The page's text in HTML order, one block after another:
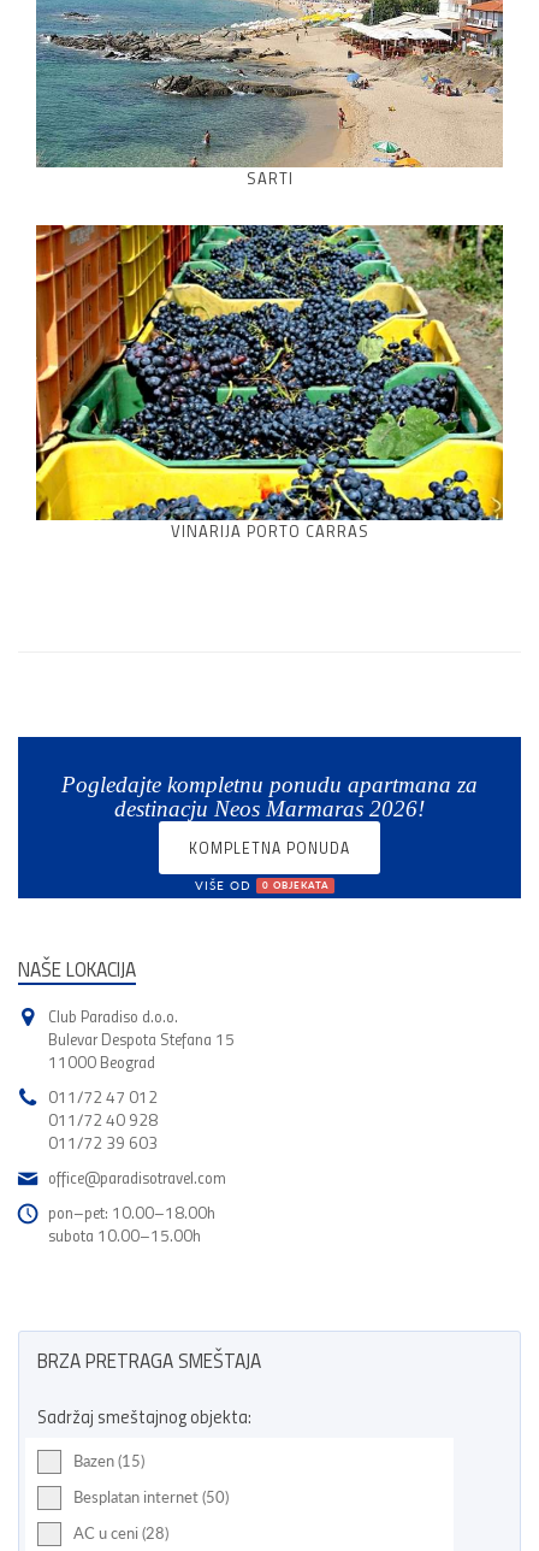
SARTI
VINARIJA PORTO CARRAS
Pogledajte kompletnu ponudu apartmana za
destinacju Neos Marmaras 2026!
KOMPLETNA PONUDA
VIŠE OD 0 OBJEKATA
NAŠE LOKACIJA
Club Paradiso d.o.o.
Bulevar Despota Stefana 15
11000 Beograd
011/72 47 012
011/72 40 928
011/72 39 603
office@paradisotravel.com
pon–pet: 10.00–18.00h
subota 10.00–15.00h
BRZA PRETRAGA SMEŠTAJA
Sadržaj smeštajnog objekta:
Bazen (15)
Besplatan internet (50)
AC u ceni (28)